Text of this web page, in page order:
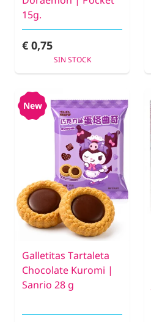
15g.
€ 0,75
SIN STOCK
New
Galletitas Tartaleta
Chocolate Kuromi |
Sanrio 28 g